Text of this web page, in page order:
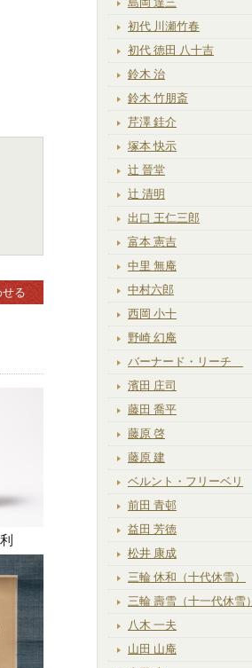
る
初代 川瀬竹春
初代 徳田 八十吉
鈴木 治
鈴木 竹朋斎
芹澤 銈介
塚本 快示
辻 晉堂
辻 清明
出口 王仁三郎
富本 憲吉
中里 無庵
中村六郎
西岡 小十
野崎 幻庵
バーナード・リーチ
濱田 庄司
藤田 喬平
藤原 啓
藤原 建
ベルント・フリーベリ
前田 青邨
益田 芳徳
松井 康成
三輪 休和（十代休雪）
三輪 壽雪（十一代休雪）
八木 一夫
山田 山庵